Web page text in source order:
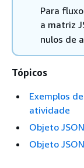
Para
a matriz
nulos de
Tópicos
Exemplos
atividade
Objeto
Objeto